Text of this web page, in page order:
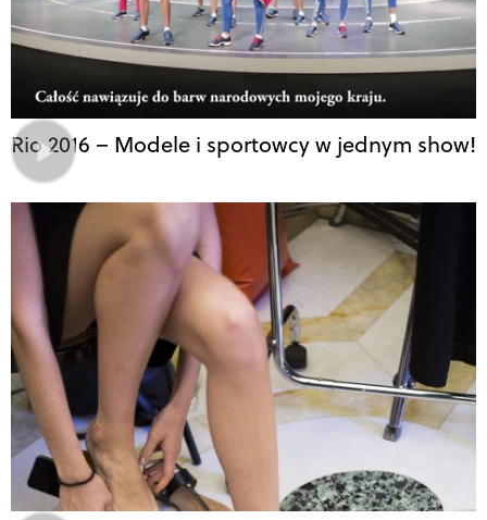
Rio 2016 – Modele i sportowcy w jednym show!